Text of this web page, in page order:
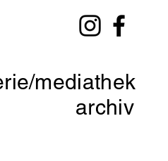
mediathek
archiv